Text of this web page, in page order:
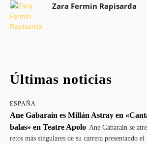
Zara Fermin Rapisarda
Últimas noticias
ESPAÑA
Ane Gabarain es Millán Astray en
balas» en Teatre Apolo Ane Gabarain se
retos más singulares de su carrera presentando